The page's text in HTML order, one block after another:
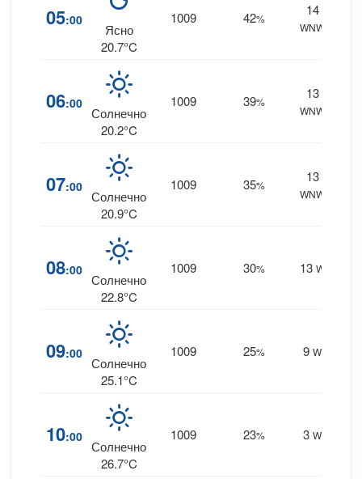
05:00
Ясно
20.7°C
1009 42%
14
WNW
06:00
Солнечно
20.2°C
1009 39%
13
WNW
07:00
Солнечно
20.9°C
1009 35%
13
WNW
08:00
Солнечно
22.8°C
1009 30% 13 W
09:00
Солнечно
25.1°C
1009 25% 9 W
10:00
Солнечно
26.7°C
1009 23% 3 W